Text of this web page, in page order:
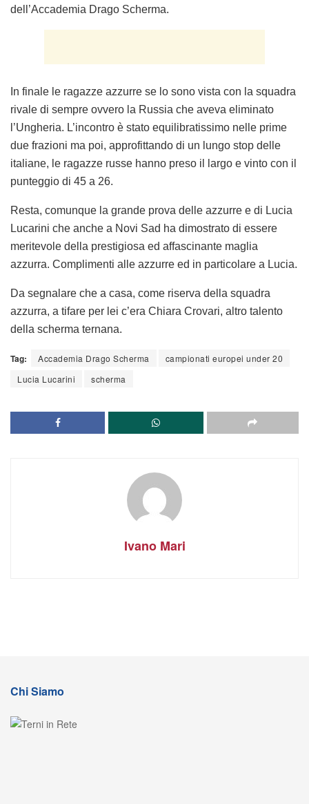
dell’Accademia Drago Scherma.
In finale le ragazze azzurre se lo sono vista con la squadra
rivale di sempre ovvero la Russia che aveva eliminato
l’Ungheria. L’incontro è stato equilibratissimo nelle prime
due frazioni ma poi, approfittando di un lungo stop delle
italiane, le ragazze russe hanno preso il largo e vinto con il
punteggio di 45 a 26.
Resta, comunque la grande prova delle azzurre e di Lucia
Lucarini che anche a Novi Sad ha dimostrato di essere
meritevole della prestigiosa ed affascinante maglia
azzurra. Complimenti alle azzurre ed in particolare a Lucia.
Da segnalare che a casa, come riserva della squadra
azzurra, a tifare per lei c’era Chiara Crovari, altro talento
della scherma ternana.
Tag: Accademia Drago Scherma
campionati europei under 20
Lucia Lucarini
scherma
Ivano Mari
Chi Siamo